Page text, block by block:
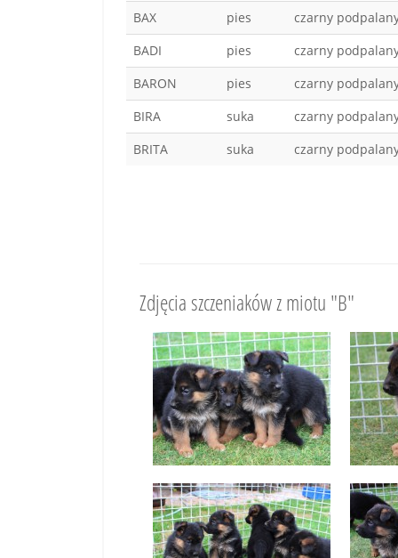
BAX
pies
czarny
BADI
pies
czarny
BARON
pies
czarny
BIRA
suka
czarny
BRITA
suka czarny
Zdjęcia szczeniaków z miotu "B"